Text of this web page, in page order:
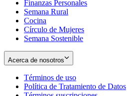
Finanzas Personales
Semana Rural
Cocina
Círculo de Mujeres
Semana Sostenible
Acerca de nosotros
Términos de uso
in
Política de Tratamiento de Datos